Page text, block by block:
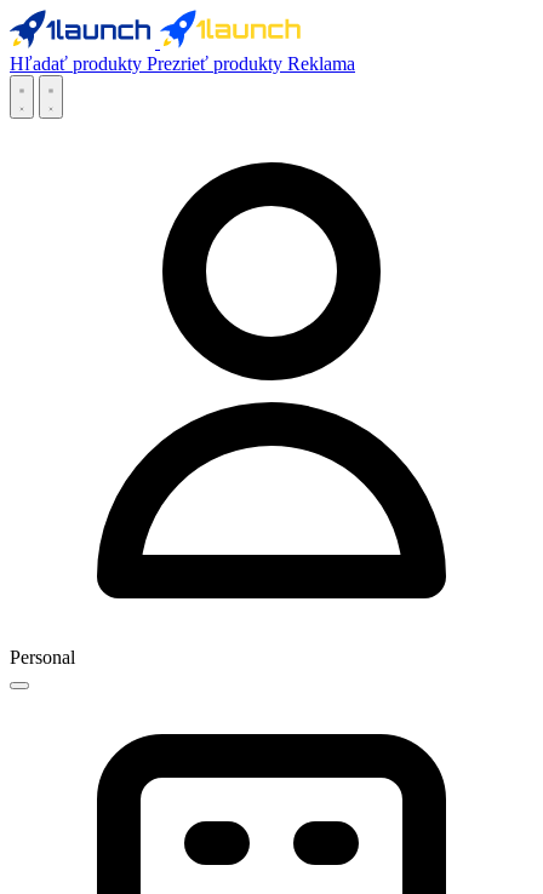
Hľadať produkty Prezrieť produkty Reklama
Personal